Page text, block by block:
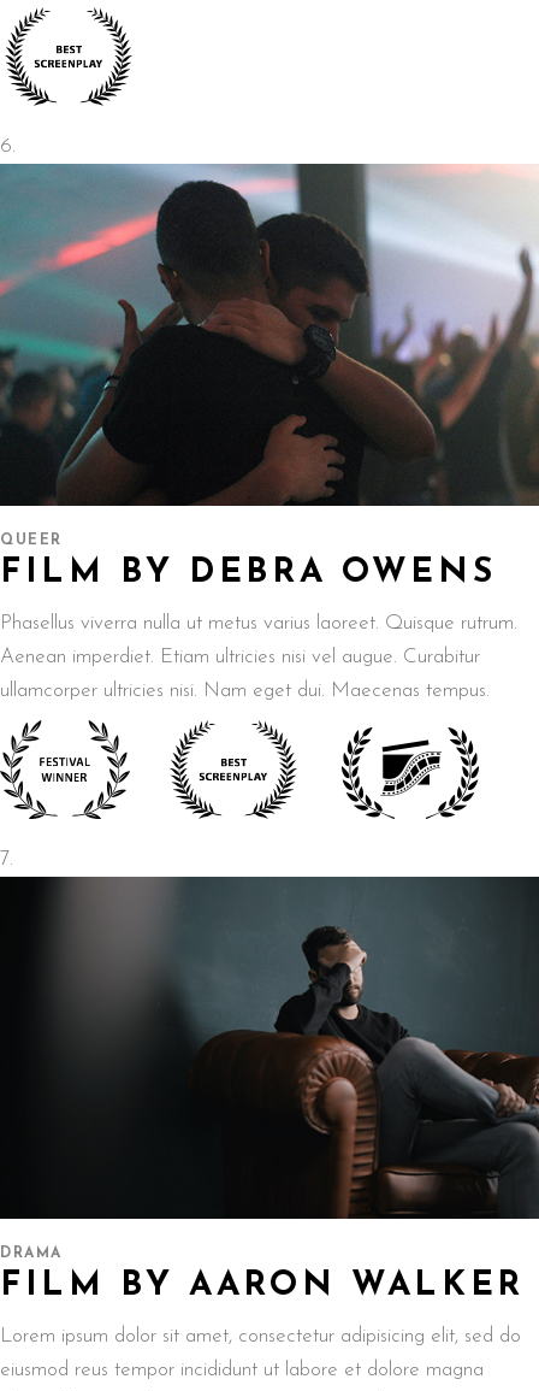
QUEER
FILM BY DEBRA OWENS
Phasellus viverra nulla ut metus varius laoreet. Quisque rutrum.
Aenean imperdiet. Etiam ultricies nisi vel augue. Curabitur
ullamcorper ultricies nisi. Nam eget dui. Maecenas tempus.
DRAMA
FILM BY AARON WALKER
Lorem ipsum dolor sit amet, consectetur adipisicing elit, sed do
eiusmod reus tempor incididunt ut labore et dolore magna